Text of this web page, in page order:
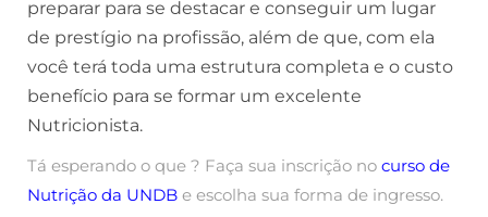
preparar para se destacar e conseguir um lugar
de prestígio na profissão, além de que, com ela
você terá toda uma estrutura completa e o custo
benefício para se formar um excelente
Nutricionista.
Tá esperando o que ? Faça sua inscrição no curso de
Nutrição da UNDB e escolha sua forma de ingresso.